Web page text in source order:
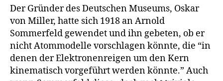
Der Gründer des Deutschen Museums, Oskar
von Miller, hatte sich 1918 an Arnold
Sommerfeld gewendet und ihn gebeten, ob er
nicht Atommodelle vorschlagen könnte, die “in
denen der Elektronenreigen um den Kern
kinematisch vorgeführt werden könnte.” Auch